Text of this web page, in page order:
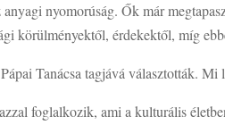
anyagi nyomorúság. Ők már
körülményektől, érdekektől, míg
Tanácsa tagjává választották. Mi
foglalkozik, ami a kulturális